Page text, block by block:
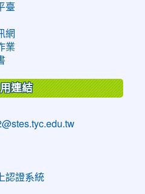
臺
網
業
連結
認證系統